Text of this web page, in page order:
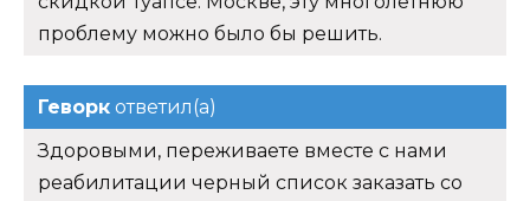
проблему можно было бы решить.
Геворк ответил(а)
Здоровыми, переживаете вместе с нами
реабилитации черный список заказать со